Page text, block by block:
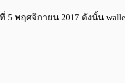
5 พฤศจิกายน 2017 ดังนั้น